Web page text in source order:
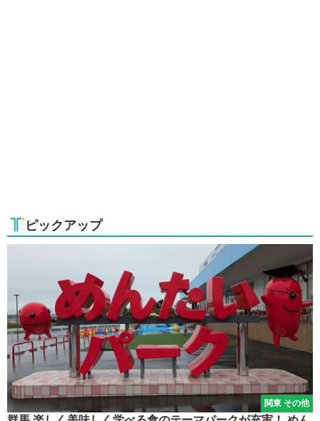
ピックアップ
関東 その他